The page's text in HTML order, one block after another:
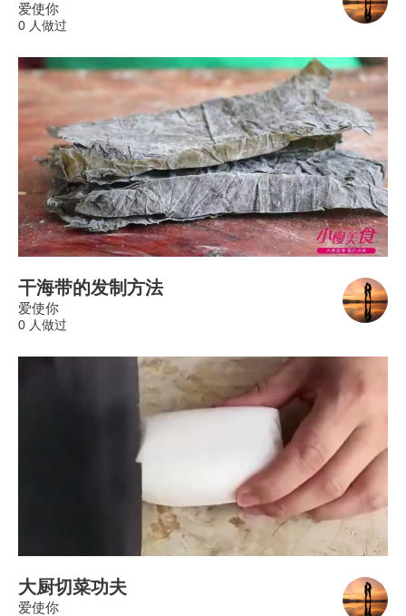
爱使你
0 人做过
干海带的发制方法
爱使你
0 人做过
大厨切菜功夫
爱使你